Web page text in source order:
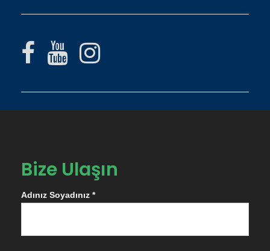
Bize Ulaşın
Adınız Soyadınız *